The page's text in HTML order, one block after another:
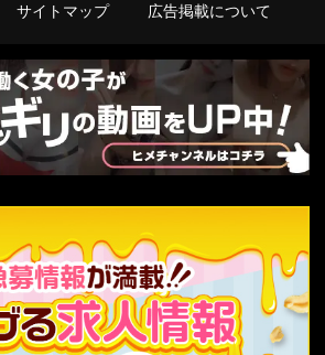
サイトマップ 広告掲載について